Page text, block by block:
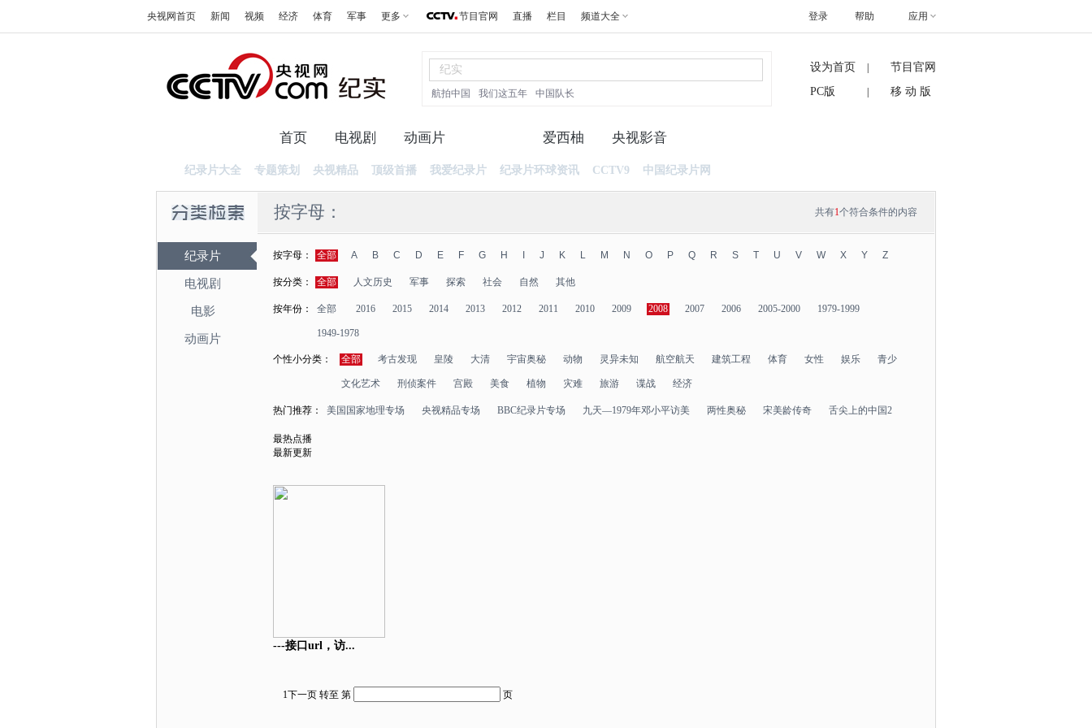
央视网首页 新闻 视频 经济 体育 军事 更多 节目官网 直播 栏目 频道大全 帮助 应用
登录
航拍中国 我们这五年 中国队长
设为首页
节目官网
PC版
移 动 版
首页 电视剧 动画片
纪录片大全 专题策划 央视精品 顶级首播 我爱纪录片 纪录片环球资讯 CCTV9 中国纪录片网
爱西柚 央视影音
纪录片
电视剧
电影
动画片
按字母： 共有1个符合条件的内容
按字母： 全部 A B C D E F G H J K L M N O P Q R S T U V W X Y Z
按分类： 全部 人文历史 军事 探索 社会 自然 其他
按年份： 全部 2016 2015 2014 2013 2012 2011 2010 2009 2008 2007 2006 2005-2000 1979-1999
1949-1978
个性小分类： 全部 考古发现 皇陵 大清 宇宙奥秘 动物 灵异未知 航空航天 建筑工程 体育 女性 娱乐 青少
文化艺术 刑侦案件 宫殿 美食 植物 灾难 旅游 谍战 经济
热门推荐： 美国国家地理专场 央视精品专场 BBC纪录片专场 九天—1979年邓小平访美 两性奥秘 宋美龄传奇 舌尖上的中国2
最热点播
最新更新
---接口url，访...
1下一页 转至 第 页